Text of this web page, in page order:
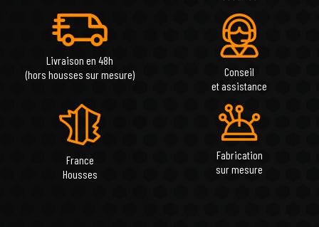
Livraison en 48h
(hors housses sur mesure)
Conseil
et assistance
France
Housses
Fabrication
sur mesure